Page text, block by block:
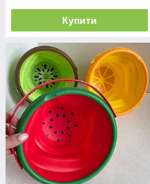
Купити